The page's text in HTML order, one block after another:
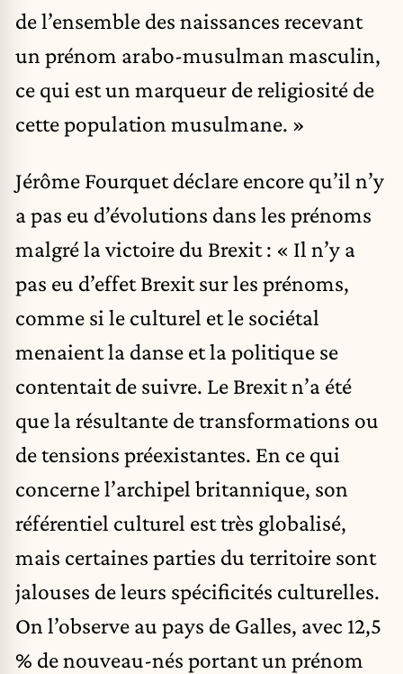
de l’ensemble des naissances recevant
un prénom arabo-musulman masculin,
ce qui est un marqueur de religiosité de
cette population musulmane. »
Jérôme Fourquet déclare encore qu’il n’y
a pas eu d’évolutions dans les prénoms
malgré la victoire du Brexit : « Il n’y a
pas eu d’effet Brexit sur les prénoms,
comme si le culturel et le sociétal
menaient la danse et la politique se
contentait de suivre. Le Brexit n’a été
que la résultante de transformations ou
de tensions préexistantes. En ce qui
concerne l’archipel britannique, son
référentiel culturel est très globalisé,
mais certaines parties du territoire sont
jalouses de leurs spécificités culturelles.
On l’observe au pays de Galles, avec 12,5
% de nouveau-nés portant un prénom